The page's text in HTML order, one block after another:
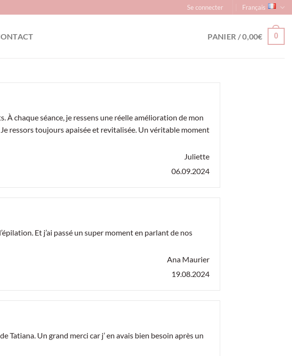
Se connecter Français
PANIER /0,00€ 0
À chaque séance, je ressens une réelle amélioration de mon
ressors toujours apaisée et revitalisée. Un véritable moment
Juliette
06.09.2024
Et j’ai passé un super moment en parlant de nos
Ana Maurier
19.08.2024
Tatiana. Un grand merci car j’ en avais bien besoin après un